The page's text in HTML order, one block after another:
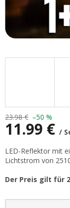
23.98 € –50 %
11.99 € /
Verkaufspreis:
LED-Reflektor mit
Lichtstrom von
Der Preis gilt für